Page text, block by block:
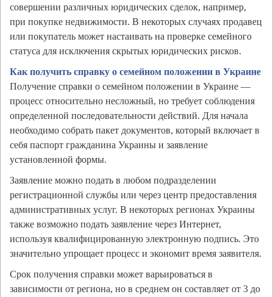
совершении различных юридических сделок, например,
при покупке недвижимости. В некоторых случаях продавец
или покупатель может настаивать на проверке семейного
статуса для исключения скрытых юридических рисков.
Как получить справку о семейном положении в Украине
Получение справки о семейном положении в Украине —
процесс относительно несложный, но требует соблюдения
определенной последовательности действий. Для начала
необходимо собрать пакет документов, который включает в
себя паспорт гражданина Украины и заявление
установленной формы.
Заявление можно подать в любом подразделении
регистрационной службы или через центр предоставления
административных услуг. В некоторых регионах Украины
также возможно подать заявление через Интернет,
используя квалифицированную электронную подпись. Это
значительно упрощает процесс и экономит время заявителя.
Срок получения справки может варьироваться в
зависимости от региона, но в среднем он составляет от 3 до